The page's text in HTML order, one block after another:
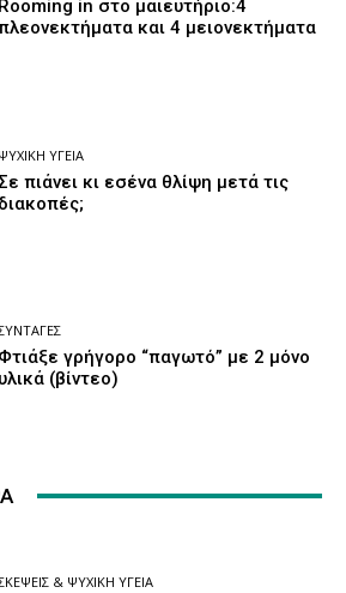
Rooming in στο μαιευτήριο:4
και 4 μειονεκτήματα
ΨΥΧΙΚΉ ΥΓΕΊΑ
πιάνει κι εσένα θλίψη μετά τις
διακοπές;
Φτιάξε γρήγορο “παγωτό” με 2 μόνο
υλικά (βίντεο)
& ΨΥΧΙΚΉ ΥΓΕΊΑ